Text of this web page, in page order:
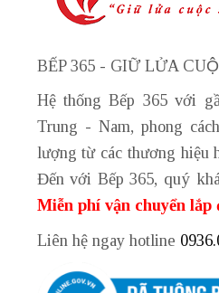
BẾP 365 - GIỮ LỬA
Hệ thống Bếp 365 với
Trung - Nam, phong
lượng từ các thương hiệu
Đến với Bếp 365, quý
Miễn phí vận chuyển lắp
Liên hệ ngay hotline